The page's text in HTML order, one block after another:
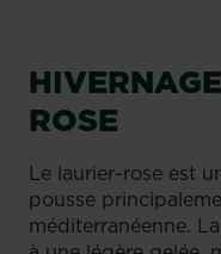
ROSE
Le laurier-rose est
pousse
méditerranéenne.